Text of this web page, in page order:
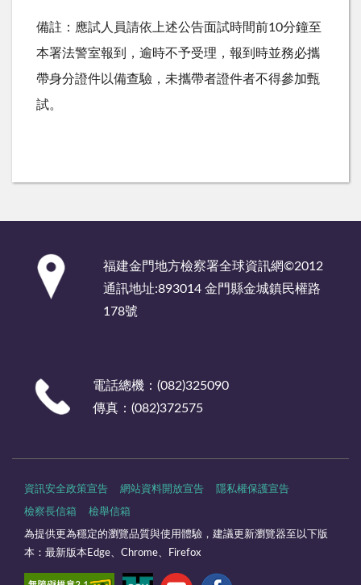
備註：應試人員請依上述公告面試時間前10分鐘至
本署法警室報到，逾時不予受理，報到時並務必攜
帶身分證件以備查驗，未攜帶者證件者不得參加甄
試。
福建金門地方檢察署全球資訊網©2012
通訊地址:893014 金門縣金城鎮民權路
178號
電話總機：(082)325090
傳真：(082)372575
資訊安全政策宣告 網站資料開放宣告 隱私權保護宣告
檢察長信箱 檢舉信箱
為提供更為穩定的瀏覽品質與使用體驗，建議更新瀏覽器至以下版
本：最新版本Edge、Chrome、Firefox